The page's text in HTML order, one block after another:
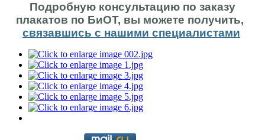
Подробную консультацию по заказу
плакатов по БиОТ, вы можете получить,
связавшись с нашими специалистами